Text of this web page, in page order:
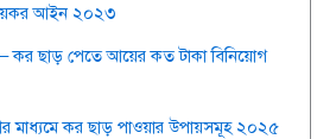
আইন ২০২৩
কর ছাড় পেতে আয়ের কত টাকা বিনিয়োগ
মাধ্যমে কর ছাড় পাওয়ার উপায়সমূহ ২০২৫